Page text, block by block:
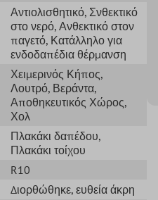
Αντιολισθητικό, Σνθεκτικό
στο νερό, Ανθεκτικό στον
παγετό, Κατάλληλο για
ενδοδαπέδια θέρμανση
Χειμερινός Κήπος,
Λουτρό, Βεράντα,
Αποθηκευτικός Χώρος,
Χολ
Πλακάκι δαπέδου,
Πλακάκι τοίχου
R10
Διορθώθηκε, ευθεία άκρη